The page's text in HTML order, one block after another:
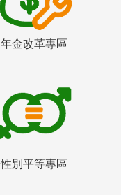
年金改革專區
性別平等專區